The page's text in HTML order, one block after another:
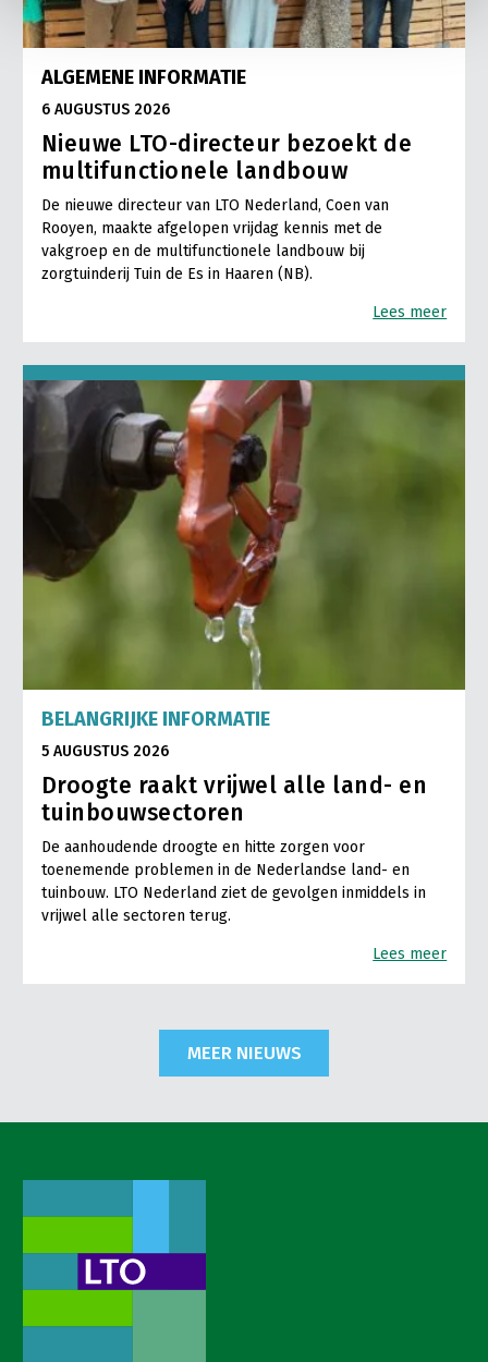
ALGEMENE INFORMATIE
6 AUGUSTUS 2026
Nieuwe LTO-directeur bezoekt de
multifunctionele landbouw
De nieuwe directeur van LTO Nederland, Coen van
Rooyen, maakte afgelopen vrijdag kennis met de
vakgroep en de multifunctionele landbouw bij
zorgtuinderij Tuin de Es in Haaren (NB).
Lees meer
BELANGRIJKE INFORMATIE
5 AUGUSTUS 2026
Droogte raakt vrijwel alle land- en
tuinbouwsectoren
De aanhoudende droogte en hitte zorgen voor
toenemende problemen in de Nederlandse land- en
tuinbouw. LTO Nederland ziet de gevolgen inmiddels in
vrijwel alle sectoren terug.
Lees meer
MEER NIEUWS